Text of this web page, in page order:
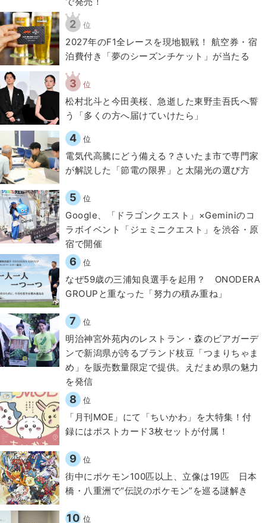
2 位
2027年のF1全レースを現地観戦！ 航空券・宿
泊費付き「夢のシーズンチケット」が当たる
3 位
松村北斗と今田美桜、急逝した東野圭吾氏へ誓
う「多くの方へ届けていけたら」
4 位
電気代高騰にどう備える？さいたま市で専門家
が解説した「節電の限界」と太陽光の選び方
5 位
Google、「ドラゴンクエスト」×Geminiのコ
ラボイベント「ジェミニクエスト」を渋谷・原
宿で開催
6 位
なぜ59歳の三浦知良選手を起用？ ONODERA
GROUPと重なった「努力の積み重ね」
7 位
明治神宮外苑内のレストラン・森のビアガーデ
ンで新潟県が誇るブランド枝豆「つまりちゃま
め」を販売数量限定で提供。えだまめ県の魅力
を発信
8 位
「月刊MOE」にて「ちいかわ」を大特集！付
録にはポストカード3枚セットが付属！
9 位
街中にポケモン100匹以上、立像は19匹 日本
橋・八重洲で“伝説のポケモン”を巡る謎解き
10 位